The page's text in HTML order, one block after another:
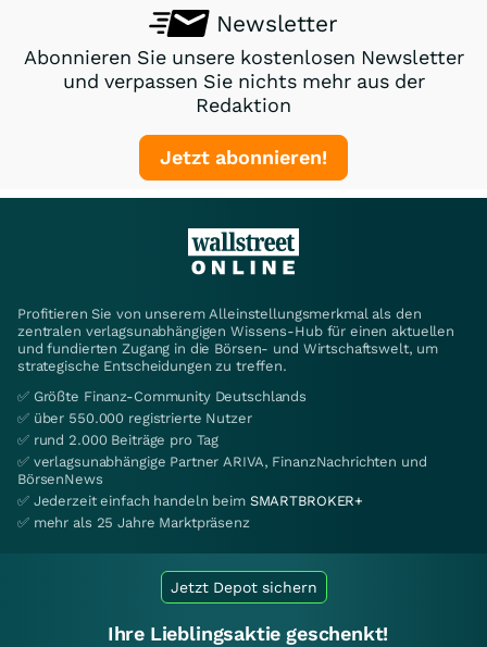
Newsletter
Abonnieren Sie unsere kostenlosen Newsletter
und verpassen Sie nichts mehr aus der
Redaktion
Jetzt abonnieren!
Profitieren Sie von unserem Alleinstellungsmerkmal als den
zentralen verlagsunabhängigen Wissens-Hub für einen aktuellen
und fundierten Zugang in die Börsen- und Wirtschaftswelt, um
strategische Entscheidungen zu treffen.
✅ Größte Finanz-Community Deutschlands
✅ über 550.000 registrierte Nutzer
✅ rund 2.000 Beiträge pro Tag
✅ verlagsunabhängige Partner ARIVA, FinanzNachrichten und
BörsenNews
✅ Jederzeit einfach handeln beim SMARTBROKER+
✅ mehr als 25 Jahre Marktpräsenz
Jetzt Depot sichern
Ihre Lieblingsaktie geschenkt!